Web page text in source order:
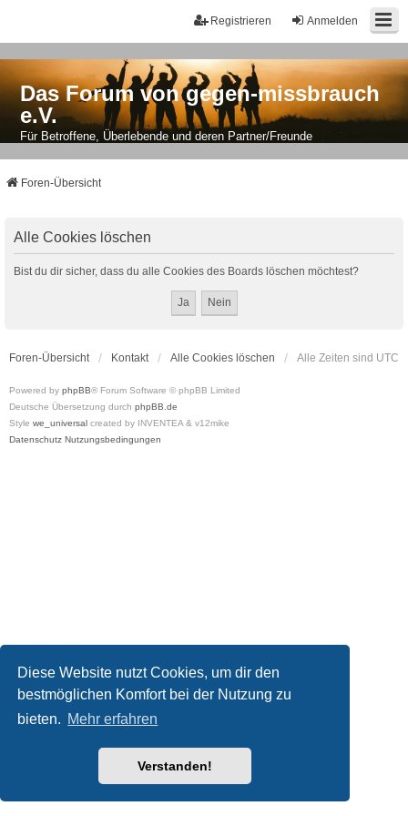
Diese Website nutzt Cookies, um dir den
bestmöglichen Komfort bei der Nutzung zu
bieten. Mehr erfahren
Verstanden!
Anmelden
Registrieren
Das Forum von gegen-missbrauch
e.V.
Für Betroffene, Überlebende und deren Partner/Freunde
Foren-Übersicht
Alle Cookies löschen
Bist du dir sicher, dass du alle Cookies des Boards löschen möchtest?
Foren-Übersicht Kontakt Alle Cookies löschen Alle Zeiten sind UTC
Powered by phpBB® Forum Software © phpBB Limited
Deutsche Übersetzung durch phpBB.de
Style we_universal created by INVENTEA & v12mike
Datenschutz Nutzungsbedingungen